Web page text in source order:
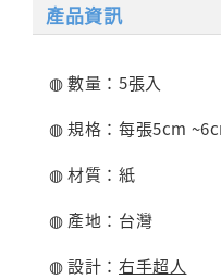
產品資訊
◍ 數量：5張入
◍ 規格：每張5cm
◍ 材質：紙
◍ 產地：台灣
◍ 設計： 右手超人